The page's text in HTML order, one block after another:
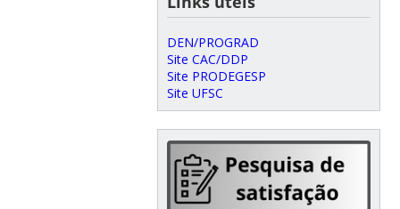
DEN/PROGRAD
Site CAC/DDP
Site PRODEGESP
Site UFSC